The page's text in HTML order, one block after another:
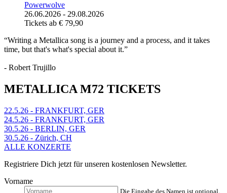
Powerwolve
26.06.2026 - 29.08.2026
Tickets ab € 79,90
“Writing a Metallica song is a journey and a process, and it takes
time, but that's what's special about it.”
- Robert Trujillo
METALLICA M72 TICKETS
22.5.26 - FRANKFURT, GER
24.5.26 - FRANKFURT, GER
30.5.26 - BERLIN, GER
30.5.26 - Zürich, CH
ALLE KONZERTE
Registriere Dich jetzt für unseren kostenlosen Newsletter.
Vorname
Die Eingabe des Namen ist optional.